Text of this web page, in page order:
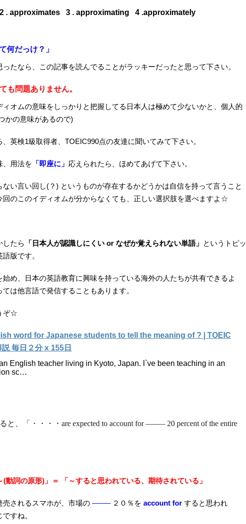
. approximates 3 . approximating 4 .approximately
何だっけ？」
たなら、この記事を読んでることがラッキーだったと思って下さい。
も問題ありません。
ィオムの意味をしっかりと把握してる日本人は極めて少ないかと、個人的
かの意味があるので)
英検1級取得者、TOEIC990点の友達に聞いてみて下さい。
、用法を 「即座に」 応えられたら、ほめてあげて下さい。
ない言い回し(？) というものが存在するかどうかは自信を持って言うこと
回のこのイディオムが分からなくても、正しい選択肢を選べますよ☆
したら 「日本人が認識しにくい or なぜか覚えられない単語」 というトピッ
版です。
め、日本の英語教育に興味を持っている海外の人たちが共有できるよ
は他言語で発信することもあります。
ぞ☆
word for Japanese students to tell the meaning of ? | TOEIC
毎日２分 x 155日
English teacher living in Kyoto, Japan. I`ve been teaching in an
sc…
と、「・・・・are expected to account for ——– 20 percent of the entire
(動詞の原形)」＝ 「～すると思われている、期待されている」
売されるスマホが、市場の ——–２０％を account for すると思われ
すね。